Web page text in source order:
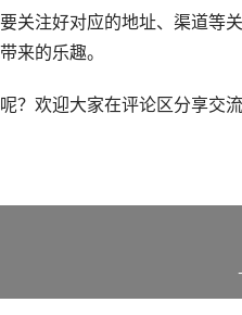
关注好对应的地址、渠道等关
来的乐趣。
？欢迎大家在评论区分享交